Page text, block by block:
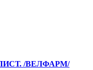
/ВЕЛФАРМ/